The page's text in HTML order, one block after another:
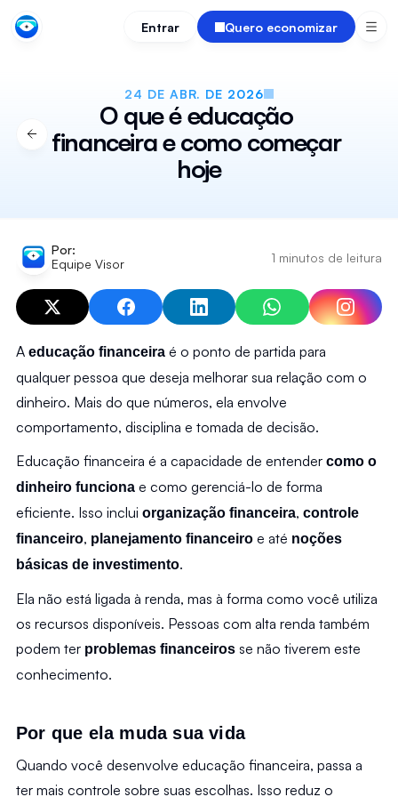
Entrar Quero economizar
24 DE ABR. DE 2026
O que é educação
financeira e como começar
hoje
Por:
Equipe Visor
1 minutos de leitura
A educação financeira é o ponto de partida para
qualquer pessoa que deseja melhorar sua relação com o
dinheiro. Mais do que números, ela envolve
comportamento, disciplina e tomada de decisão.
Educação financeira é a capacidade de entender como o
dinheiro funciona e como gerenciá-lo de forma
eficiente. Isso inclui organização financeira, controle
financeiro, planejamento financeiro e até noções
básicas de investimento.
Ela não está ligada à renda, mas à forma como você utiliza
os recursos disponíveis. Pessoas com alta renda também
podem ter problemas financeiros se não tiverem este
conhecimento.
Por que ela muda sua vida
Quando você desenvolve educação financeira, passa a